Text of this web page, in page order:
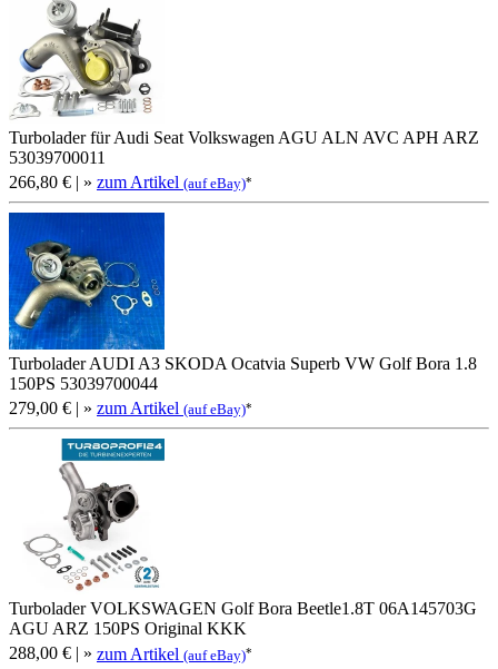
Turbolader für Audi Seat Volkswagen AGU ALN AVC APH ARZ
53039700011
266,80 € | » zum Artikel (auf eBay)*
Turbolader AUDI A3 SKODA Ocatvia Superb VW Golf Bora 1.8
150PS 53039700044
279,00 € | » zum Artikel (auf eBay)*
Turbolader VOLKSWAGEN Golf Bora Beetle1.8T 06A145703G
AGU ARZ 150PS Original KKK
288,00 € | » zum Artikel (auf eBay)*